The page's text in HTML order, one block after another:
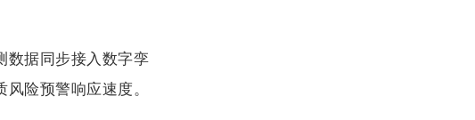
数据同步接入数字孪
险预警响应速度。